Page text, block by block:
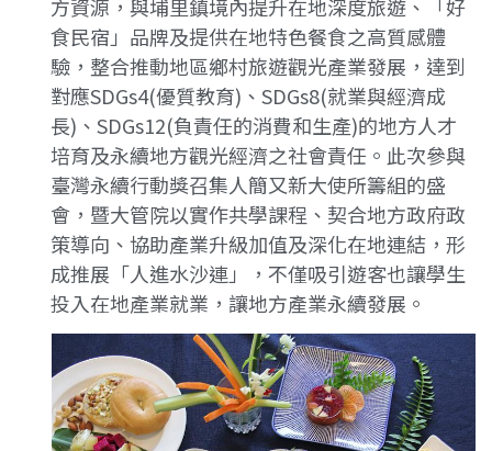
方資源，與埔里鎮境內提升在地深度旅遊、「好
食民宿」品牌及提供在地特色餐食之高質感體
驗，整合推動地區鄉村旅遊觀光產業發展，達到
對應SDGs4(優質教育)、SDGs8(就業與經濟成
長)、SDGs12(負責任的消費和生產)的地方人才
培育及永續地方觀光經濟之社會責任。此次參與
臺灣永續行動獎召集人簡又新大使所籌組的盛
會，暨大管院以實作共學課程、契合地方政府政
策導向、協助產業升級加值及深化在地連結，形
成推展「人進水沙連」，不僅吸引遊客也讓學生
投入在地產業就業，讓地方產業永續發展。